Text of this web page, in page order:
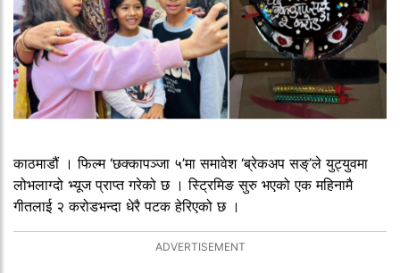
काठमाडौं । फिल्म ‘छक्कापञ्जा ५’मा समावेश ‘ब्रेकअप सङ्’ले युट्युवमा
लोभलाग्दो भ्यूज प्राप्त गरेको छ । स्ट्रिमिङ सुरु भएको एक महिनामै
गीतलाई २ करोडभन्दा धेरै पटक हेरिएको छ ।